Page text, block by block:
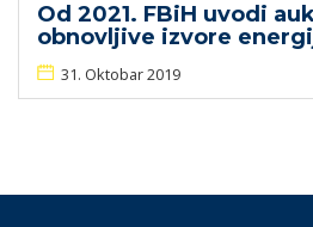
Od 2021. FBiH uvodi
obnovljive izvore
31. Oktobar 2019